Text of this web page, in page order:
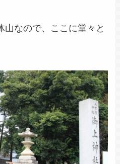
山なので、ここに堂々と